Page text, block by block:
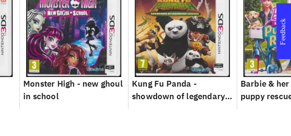
Monster High - new ghoul
in school
Kung Fu Panda -
showdown of legendary
Barbie &
puppy
Feedback